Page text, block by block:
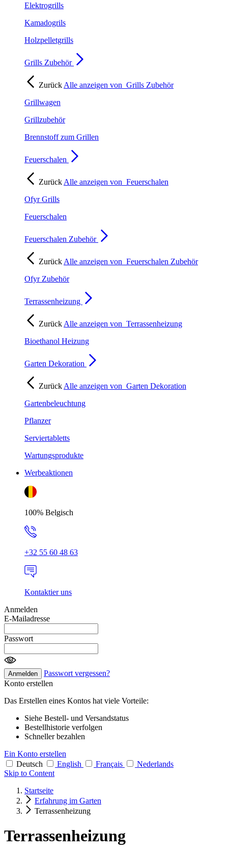
Elektrogrills
Kamadogrils
Holzpelletgrills
Grills Zubehör
Zurück Alle anzeigen von Grills Zubehör
Grillwagen
Grillzubehör
Brennstoff zum Grillen
Feuerschalen
Zurück Alle anzeigen von Feuerschalen
Ofyr Grills
Feuerschalen
Feuerschalen Zubehör
Zurück Alle anzeigen von Feuerschalen Zubehör
Ofyr Zubehör
Terrassenheizung
Zurück Alle anzeigen von Terrassenheizung
Bioethanol Heizung
Garten Dekoration
Zurück Alle anzeigen von Garten Dekoration
Gartenbeleuchtung
Pflanzer
Serviertabletts
Wartungsprodukte
Werbeaktionen
100% Belgisch
+32 55 60 48 63
Kontaktier uns
Anmelden
E-Mailadresse
Passwort
Anmelden
Passwort vergessen?
Konto erstellen
Das Erstellen eines Kontos hat viele Vorteile:
Siehe Bestell- und Versandstatus
Bestellhistorie verfolgen
Schneller bezahlen
Ein Konto erstellen
Deutsch
English Français
Nederlands
Skip to Content
Startseite
Erfahrung im Garten
Terrassenheizung
Terrassenheizung